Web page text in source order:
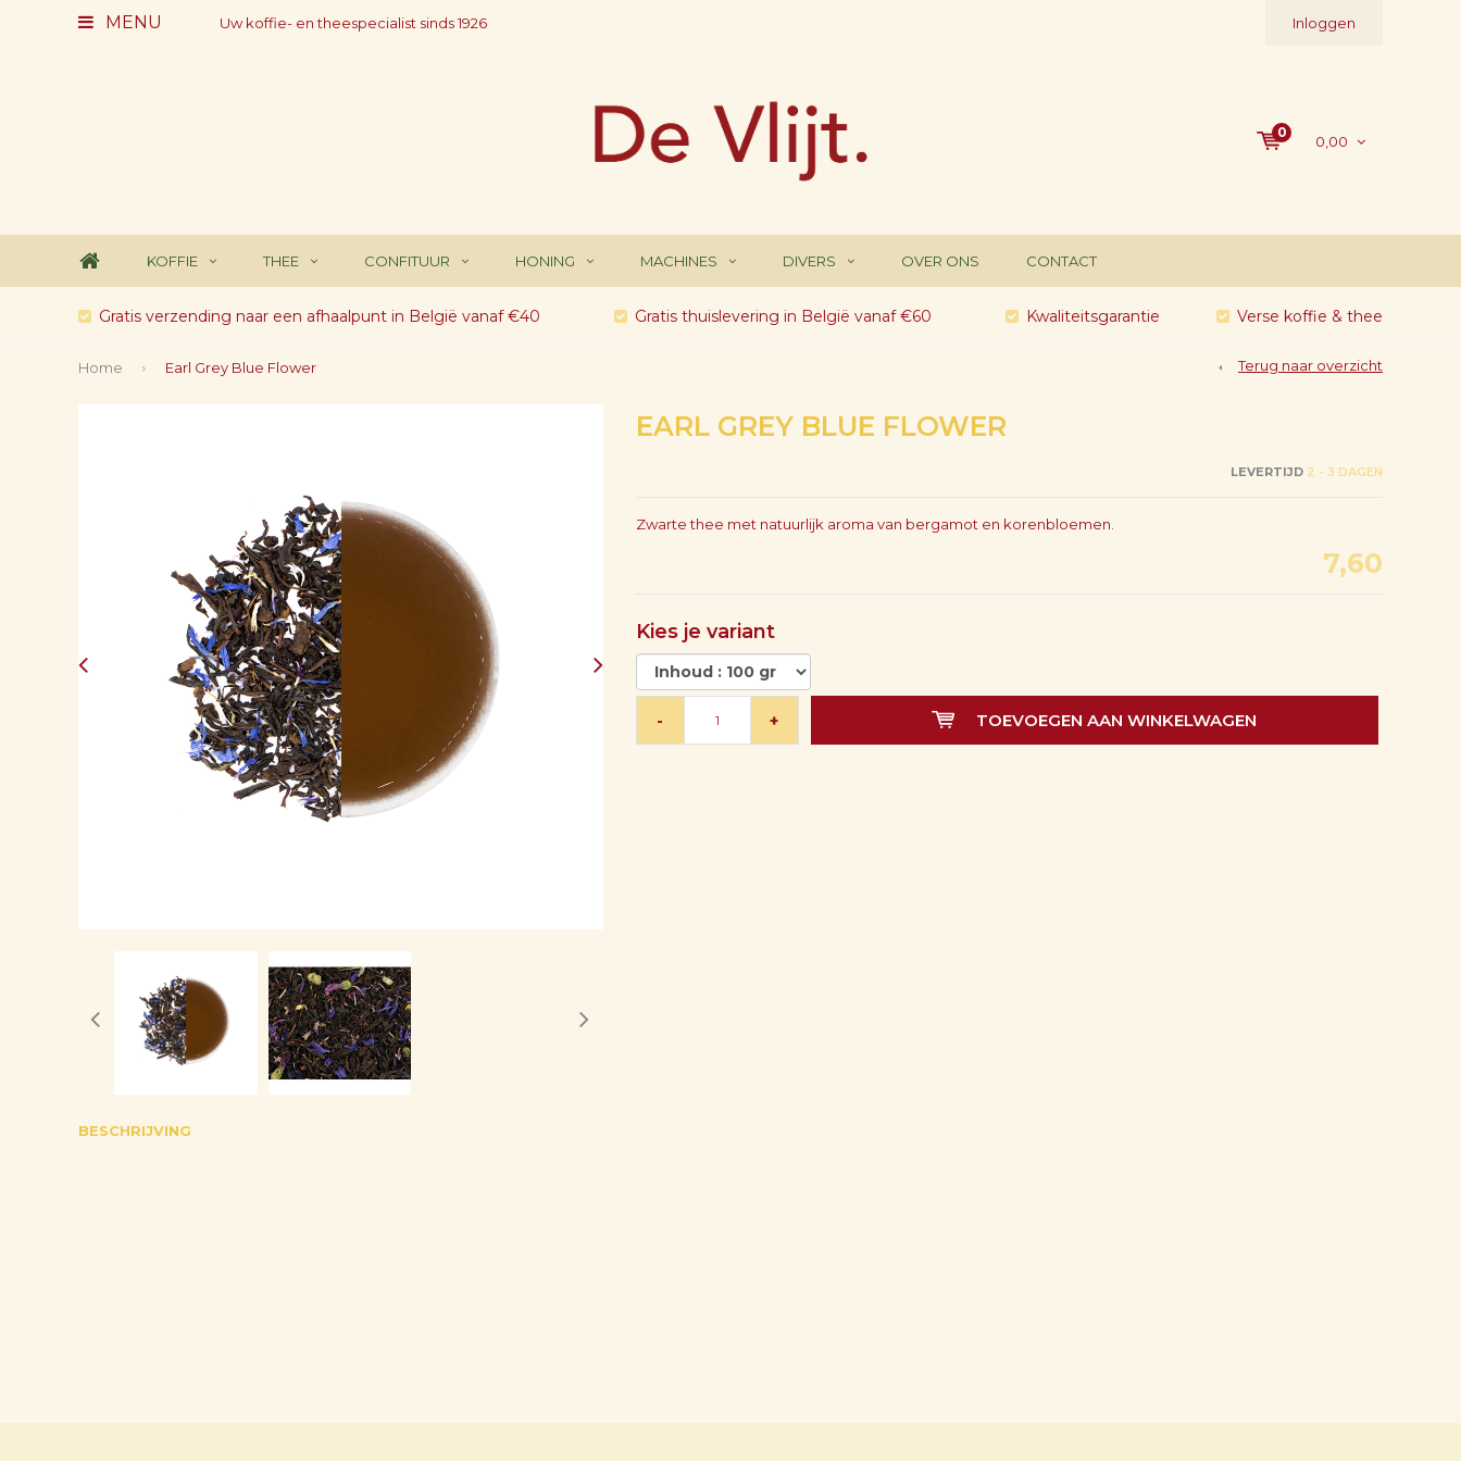
MENU Uw koffie- en theespecialist sinds 1926 Inloggen
0
0,00
KOFFIE THEE CONFITUUR HONING MACHINES DIVERS OVER ONS CONTACT
Gratis verzending naar een afhaalpunt in België vanaf €40 Gratis thuislevering in België vanaf €60 Kwaliteitsgarantie Verse koffie & thee
Home Earl Grey Blue Flower Terug naar overzicht
EARL GREY BLUE FLOWER
LEVERTIJD2 - 3 DAGEN
Zwarte thee met natuurlijk aroma van bergamot en korenbloemen.
7,60
Kies je variant
- + TOEVOEGEN AAN WINKELWAGEN
BESCHRIJVING